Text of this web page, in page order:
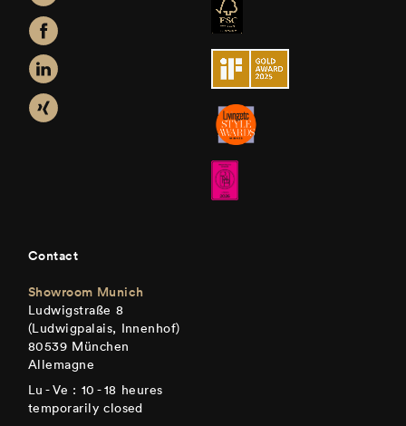
Contact
Showroom Munich
Ludwigstraße 8
(Ludwigpalais, Innenhof)
80539 München
Allemagne
Lu - Ve : 10 - 18 heures
temporarily closed